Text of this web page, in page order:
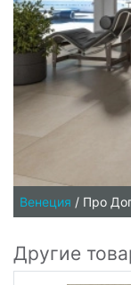
Венеция / Про
Другие